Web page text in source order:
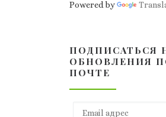
Powered by
ПОДПИСАТЬСЯ
ОБНОВЛЕНИЯ
ПОЧТЕ